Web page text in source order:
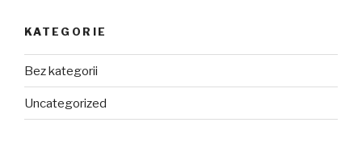
KATEGORIE
Bez kategorii
Uncategorized